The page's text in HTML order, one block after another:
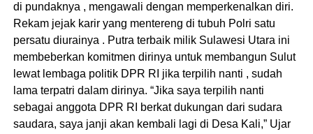
di pundaknya , mengawali dengan memperkenalkan diri.
Rekam jejak karir yang mentereng di tubuh Polri satu
persatu diurainya . Putra terbaik milik Sulawesi Utara ini
membeberkan komitmen dirinya untuk membangun Sulut
lewat lembaga politik DPR RI jika terpilih nanti , sudah
lama terpatri dalam dirinya. “Jika saya terpilih nanti
sebagai anggota DPR RI berkat dukungan dari sudara
saudara, saya janji akan kembali lagi di Desa Kali,” Ujar